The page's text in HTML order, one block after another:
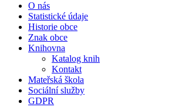
O nás
Statistické údaje
Historie obce
Znak obce
Knihovna
Katalog knih
Kontakt
Mateřská škola
Sociální služby
GDPR